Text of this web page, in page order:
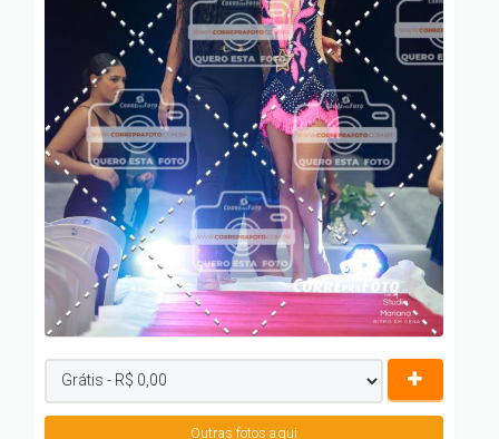
Outras fotos aqui